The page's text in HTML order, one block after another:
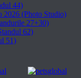
44)
2026 (Photo Studio)
27+30)
62)
51)